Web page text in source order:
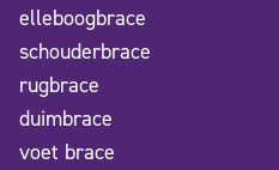
elleboogbrace
schouderbrace
rugbrace
duimbrace
voet brace